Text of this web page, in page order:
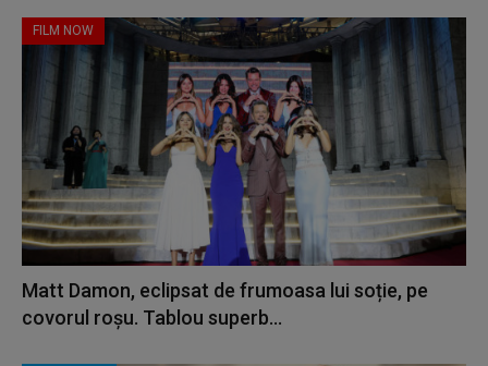
FILM NOW
Matt Damon, eclipsat de frumoasa lui soție, pe
covorul roșu. Tablou superb...